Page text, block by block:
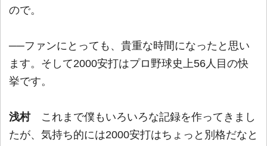
ので。
──ファンにとっても、貴重な時間になったと思い
ます。そして2000安打はプロ野球史上56人目の快
挙です。
浅村これまで僕もいろいろな記録を作ってきまし
たが、気持ち的には2000安打はちょっと別格だなと